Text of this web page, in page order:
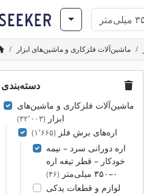
ماشین‌آلات فلزکاری و ماشین‌های ابزار
دسته‌بندی
ماشین‌آلات فلزکاری و ماشین‌های
ابزار(۳۲٬۰۰۳)
اره‌های برش فلز(۱٬۶۶۵)
اره دورانی سرد – نیمه‌
خودکار – قطر تیغه اره
۰–۳۵۰ میلی‌متر
(۴۶)
لوازم و قطعات یدکی